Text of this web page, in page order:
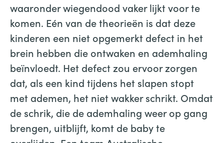
waaronder wiegendood vaker lijkt voor te
komen. Eén van de theorieën is dat deze
kinderen een niet opgemerkt defect in het
brein hebben die ontwaken en ademhaling
beïnvloedt. Het defect zou ervoor zorgen
dat, als een kind tijdens het slapen stopt
met ademen, het niet wakker schrikt. Omdat
de schrik, die de ademhaling weer op gang
brengen, uitblijft, komt de baby te